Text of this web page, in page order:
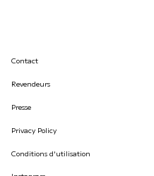
Contact
Revendeurs
Presse
Privacy Policy
Conditions d'utilisation